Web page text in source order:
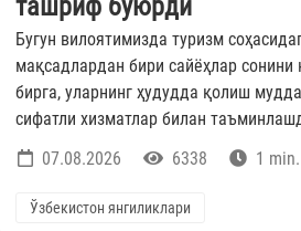
ташриф буюрди
Бугун вилоятимизда туризм
мақсадлардан бири сайёҳлар сонини
бирга, уларнинг ҳудудда қолиш
сифатли хизматлар билан
07.08.2026
6338 1 min.
Ўзбекистон янгиликлари